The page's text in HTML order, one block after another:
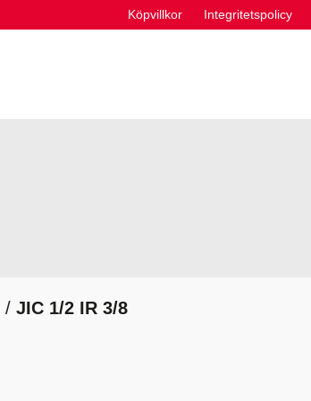
Köpvillkor Integritetspolicy
VÄTSKOR
/ JIC 1/2 IR 3/8